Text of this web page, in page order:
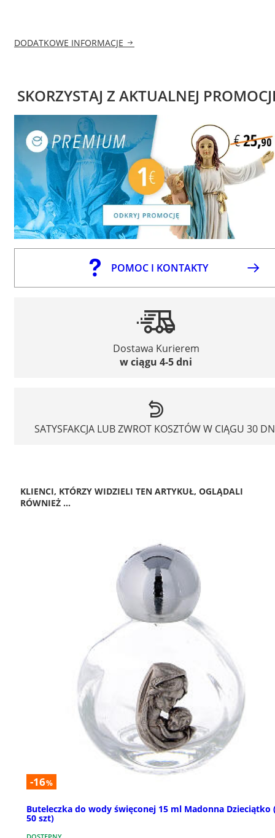
DODATKOWE INFORMACJE
SKORZYSTAJ Z AKTUALNEJ
POMOC I KONTAKTY
Dostawa Kurierem
w ciągu 4-5 dni
SATYSFAKCJA LUB ZWROT KOSZTÓW W CIĄGU 30
KLIENCI, KTÓRZY WIDZIELI TEN ARTYKUŁ, OGLĄDALI
RÓWNIEŻ ...
-16%
Buteleczka do wody święconej 15 ml Madonna Dzieciątko
50 szt)